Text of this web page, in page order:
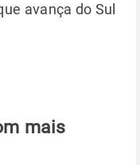
avança do Sul
mais